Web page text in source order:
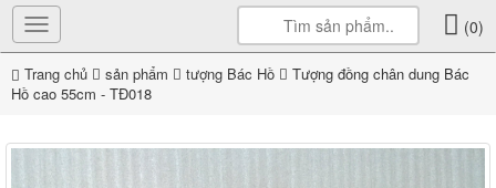
Toggle
navigation
(0)
Trang chủ sản phẩm tượng Bác Hồ
Tượng đồng chân dung Bác
Hồ cao 55cm - TĐ018